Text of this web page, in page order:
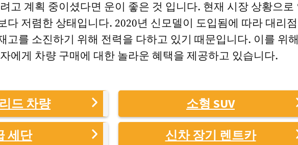
고 계획 중이셨다면 운이 좋은 것 입니다. 현재 시장 상황으로
다 저렴한 상태입니다. 2020년 신모델이 도입됨에 따라 대리
고를 소진하기 위해 전력을 다하고 있기 때문입니다. 이를 위
에게 차량 구매에 대한 놀라운 혜택을 제공하고 있습니다.
드 차량
소형 SUV
세단
신차 장기 렌트카